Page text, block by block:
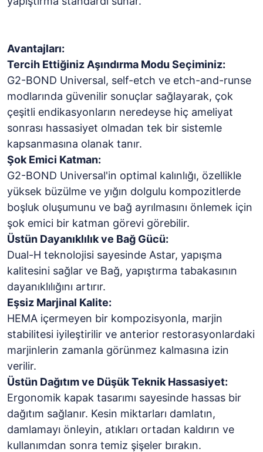
Avantajları:
Tercih Ettiğiniz Aşındırma Modu Seçiminiz:
G2-BOND Universal, self-etch ve etch-and-runse
modlarında güvenilir sonuçlar sağlayarak, çok
çeşitli endikasyonların neredeyse hiç ameliyat
sonrası hassasiyet olmadan tek bir sistemle
kapsanmasına olanak tanır.
Şok Emici Katman:
G2-BOND Universal'in optimal kalınlığı, özellikle
yüksek büzülme ve yığın dolgulu kompozitlerde
boşluk oluşumunu ve bağ ayrılmasını önlemek için
şok emici bir katman görevi görebilir.
Üstün Dayanıklılık ve Bağ Gücü:
Dual-H teknolojisi sayesinde Astar, yapışma
kalitesini sağlar ve Bağ, yapıştırma tabakasının
dayanıklılığını artırır.
Eşsiz Marjinal Kalite:
HEMA içermeyen bir kompozisyonla, marjin
stabilitesi iyileştirilir ve anterior restorasyonlardaki
marjinlerin zamanla görünmez kalmasına izin
verilir.
Üstün Dağıtım ve Düşük Teknik Hassasiyet:
Ergonomik kapak tasarımı sayesinde hassas bir
dağıtım sağlanır. Kesin miktarları damlatın,
damlamayı önleyin, atıkları ortadan kaldırın ve
kullanımdan sonra temiz şişeler bırakın.